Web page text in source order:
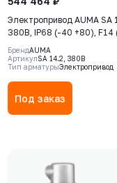
Электропривод AUMA SA
380В, IP68 (-40 +80), F14
указателя положения)
БрендAUMA
АртикулSA 14.2, 380В
Тип арматурыЭлектропривод
Под заказ